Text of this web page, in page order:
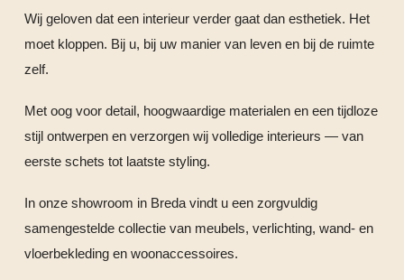
Wij geloven dat een interieur verder gaat dan esthetiek. Het
moet kloppen. Bij u, bij uw manier van leven en bij de ruimte
zelf.
Met oog voor detail, hoogwaardige materialen en een tijdloze
stijl ontwerpen en verzorgen wij volledige interieurs — van
eerste schets tot laatste styling.
In onze showroom in Breda vindt u een zorgvuldig
samengestelde collectie van meubels, verlichting, wand- en
vloerbekleding en woonaccessoires.